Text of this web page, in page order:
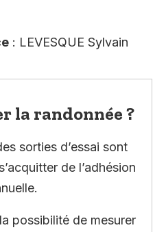
: LEVESQUE Sylvain
la randonnée ?
sorties d’essai sont
de l’adhésion
possibilité de mesurer